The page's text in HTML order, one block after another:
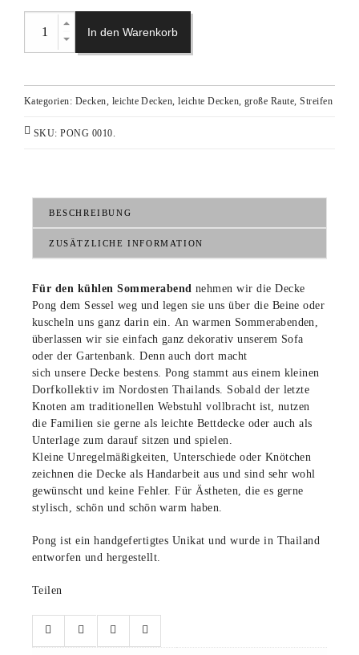
In den Warenkorb
Kategorien: Decken, leichte Decken,leichte Decken, große Raute, Streifen
SKU:PONG 0010.
BESCHREIBUNG
ZUSÄTZLICHE INFORMATION
Für den kühlen Sommerabend nehmen wir die Decke
Pong dem Sessel weg und legen sie uns über die Beine oder
kuscheln uns ganz darin ein. An warmen Sommerabenden,
überlassen wir sie einfach ganz dekorativ unserem Sofa
oder der Gartenbank. Denn auch dort macht
sich unsere Decke bestens. Pong stammt aus einem kleinen
Dorfkollektiv im Nordosten Thailands. Sobald der letzte
Knoten am traditionellen Webstuhl vollbracht ist, nutzen
die Familien sie gerne als leichte Bettdecke oder auch als
Unterlage zum darauf sitzen und spielen.
Kleine Unregelmäßigkeiten, Unterschiede oder Knötchen
zeichnen die Decke als Handarbeit aus und sind sehr wohl
gewünscht und keine Fehler. Für Ästheten, die es gerne
stylisch, schön und schön warm haben.
Pong ist ein handgefertigtes Unikat und wurde in Thailand
entworfen und hergestellt.
Teilen